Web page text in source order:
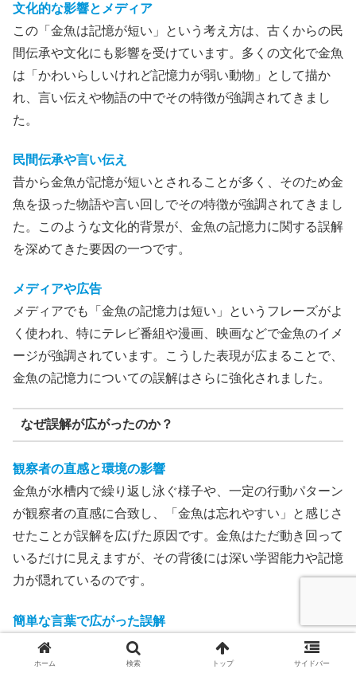
文化的な影響とメディア
この「金魚は記憶が短い」という考え方は、古くからの民
間伝承や文化にも影響を受けています。多くの文化で金魚
は「かわいらしいけれど記憶力が弱い動物」として描か
れ、言い伝えや物語の中でその特徴が強調されてきまし
た。
民間伝承や言い伝え
昔から金魚が記憶が短いとされることが多く、そのため金
魚を扱った物語や言い回しでその特徴が強調されてきまし
た。このような文化的背景が、金魚の記憶力に関する誤解
を深めてきた要因の一つです。
メディアや広告
メディアでも「金魚の記憶力は短い」というフレーズがよ
く使われ、特にテレビ番組や漫画、映画などで金魚のイメ
ージが強調されています。こうした表現が広まることで、
金魚の記憶力についての誤解はさらに強化されました。
なぜ誤解が広がったのか？
観察者の直感と環境の影響
金魚が水槽内で繰り返し泳ぐ様子や、一定の行動パターン
が観察者の直感に合致し、「金魚は忘れやすい」と感じさ
せたことが誤解を広げた原因です。金魚はただ動き回って
いるだけに見えますが、その背後には深い学習能力や記憶
力が隠れているのです。
簡単な言葉で広がった誤解
「金魚の記憶は数秒」という言葉は、簡単で覚えやすく、
多くの人々の間で広まりました。この単純なフレーズが、
ホーム 検索 トップ サイドバー